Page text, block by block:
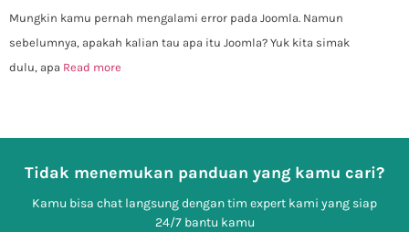
Mungkin kamu pernah mengalami error pada Joomla. Namun
sebelumnya, apakah kalian tau apa itu Joomla? Yuk kita simak
dulu, apa Read more
Tidak menemukan panduan yang kamu cari?
Kamu bisa chat langsung dengan tim expert kami yang siap
24/7 bantu kamu